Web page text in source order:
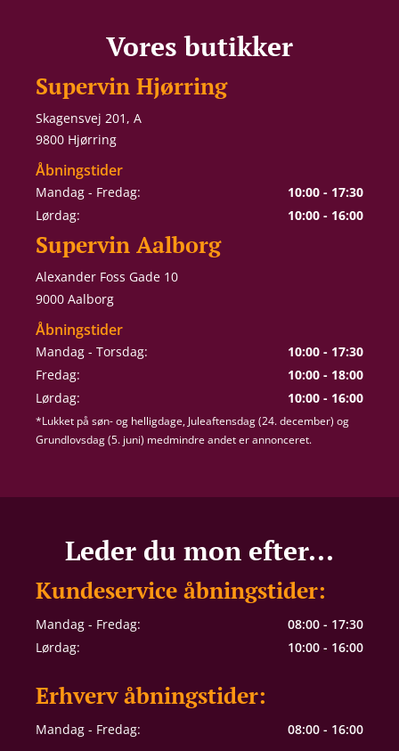
Vores butikker
Supervin Hjørring
Skagensvej 201, A
9800 Hjørring
Åbningstider
Mandag - Fredag:
10:00 - 17:30
Lørdag:
10:00 - 16:00
Supervin Aalborg
Alexander Foss Gade 10
9000 Aalborg
Åbningstider
Mandag - Torsdag:
10:00 - 17:30
Fredag:
10:00 - 18:00
Lørdag:
10:00 - 16:00
*Lukket på søn- og helligdage, Juleaftensdag (24. december) og
Grundlovsdag (5. juni) medmindre andet er annonceret.
Leder du mon efter...
Kundeservice åbningstider:
Mandag - Fredag:
08:00 - 17:30
Lørdag:
10:00 - 16:00
Erhverv åbningstider:
Mandag - Fredag: 08:00 - 16:00